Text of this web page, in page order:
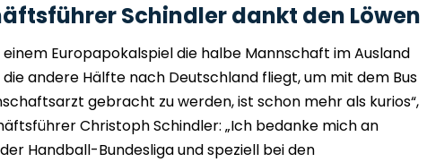
Schindler dankt den Löwen
einem Europapokalspiel die halbe Mannschaft im Ausland
die andere Hälfte nach Deutschland fliegt, um mit dem Bus
gebracht zu werden, ist schon mehr als kurios“,
Christoph Schindler: „Ich bedanke mich an
Handball-Bundesliga und speziell bei den